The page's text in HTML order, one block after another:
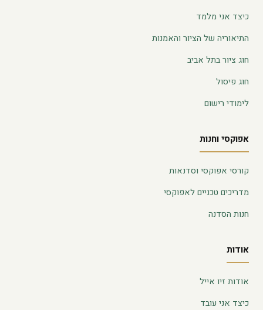
כיצד אני מלמד
התיאוריה של הציור והאמנות
חוג ציור בתל אביב
חוג פיסול
לימודי רישום
אפוקסי וחנות
קורסי אפוקסי וסדנאות
מדריכים טכניים לאפוקסי
חנות הסדנה
אודות
אודות זיו אייל
כיצד אני עובד